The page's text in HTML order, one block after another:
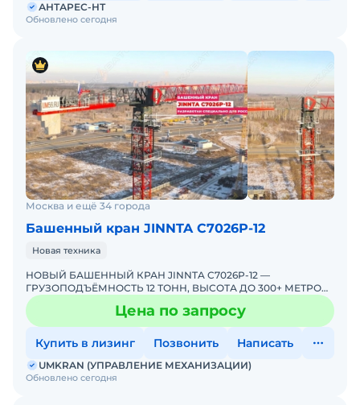
Обновлено сегодня
АНТАРЕС-НТ
Москва и ещё 34 города
Башенный кран JINNTA С7026Р-12
Новая техника
НОВЫЙ БАШЕННЫЙ КРАН JINNTA C7026P-12 —
ГРУЗОПОДЪЁМНОСТЬ 12 ТОНН, ВЫСОТА ДО 300+ МЕТРОВ!
ПРЯМЫЕ ПОСТАВКИ ОТ ЭКСКЛЮЗИВНОГО
ДИСТРИБЬЮТОРА В РОССИИUMKRAN &md
Цена по запросу
Купить в лизинг Позвонить Написать
Обновлено сегодня
UMKRAN (УПРАВЛЕНИЕ МЕХАНИЗАЦИИ)